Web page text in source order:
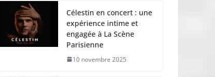
Célestin en concert : une
expérience intime et
engagée à La Scène
Parisienne
10 novembre 2025